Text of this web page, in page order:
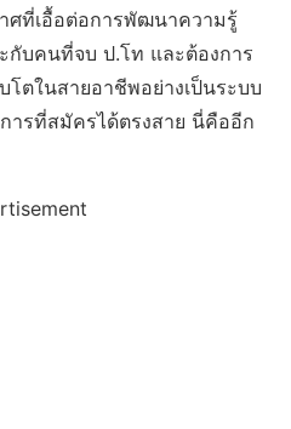
ศที่เอื้อต่อการพัฒนาความรู้
กับคนที่จบ ป.โท และต้องการ
โตในสายอาชีพอย่างเป็นระบบ
ารที่สมัครได้ตรงสาย นี่คืออีก